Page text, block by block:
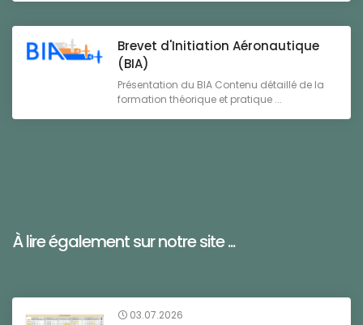
Brevet d'Initiation Aéronautique
(BIA)
Présentation du BIA Contenu détaillé de la
formation théorique et pratique ...
À lire également sur notre site ...
03.07.2026